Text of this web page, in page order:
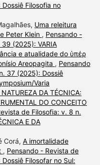
Filosofia no
Uma releitura
Peter Klein , Pensando -
(2025): VARIA
e atualidade do ὑπέρ
Areopagita , Pensando
37 (2025): Dossiê
Varia
NATUREZA DA TÉCNICA:
DO CONCEITO
de Filosofia: v. 8 n.
E DA
Corá, A imortalidade
, Pensando - Revista de
Filosofar no Sul: